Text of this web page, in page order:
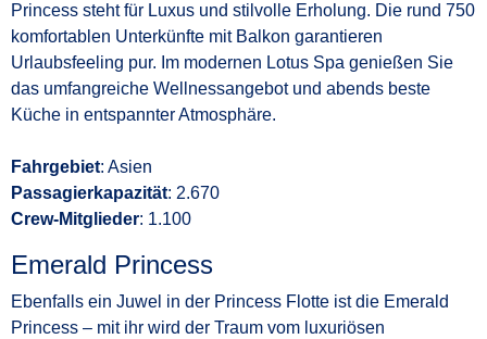
Princess steht für Luxus und stilvolle Erholung. Die rund 750
komfortablen Unterkünfte mit Balkon garantieren
Urlaubsfeeling pur. Im modernen Lotus Spa genießen Sie
das umfangreiche Wellnessangebot und abends beste
Küche in entspannter Atmosphäre.
Fahrgebiet: Asien
Passagierkapazität: 2.670
Crew-Mitglieder: 1.100
Emerald Princess
Ebenfalls ein Juwel in der Princess Flotte ist die Emerald
Princess – mit ihr wird der Traum vom luxuriösen